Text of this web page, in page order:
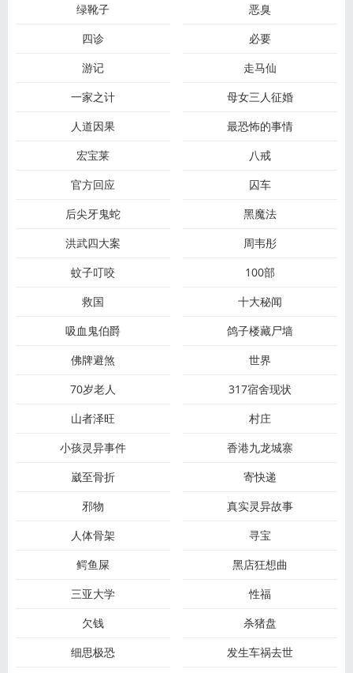
绿靴子
恶臭
四诊
必要
游记
走马仙
一家之计
母女三人征婚
人道因果
最恐怖的事情
宏宝莱
八戒
官方回应
囚车
后尖牙鬼蛇
黑魔法
洪武四大案
周韦彤
蚊子叮咬
100部
救国
十大秘闻
吸血鬼伯爵
鸽子楼藏尸墙
佛牌避煞
世界
70岁老人
317宿舍现状
山者泽旺
村庄
小孩灵异事件
香港九龙城寨
崴至骨折
寄快递
邪物
真实灵异故事
人体骨架
寻宝
鳄鱼屎
黑店狂想曲
三亚大学
性福
欠钱
杀猪盘
细思极恐
发生车祸去世